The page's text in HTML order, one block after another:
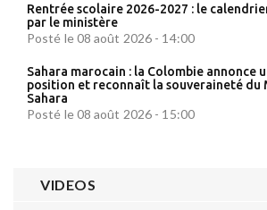
Rentrée scolaire 2026-2027 : le
par le ministère
Posté le 08 août 2026 - 14:00
Sahara marocain : la Colombie annonce
position et reconnaît la souveraineté du
Sahara
Posté le 08 août 2026 - 15:00
VIDEOS